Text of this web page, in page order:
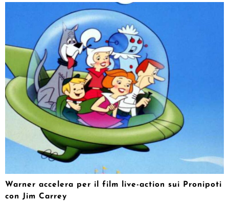
Warner accelera per il film live-action sui Pronipoti
con Jim Carrey